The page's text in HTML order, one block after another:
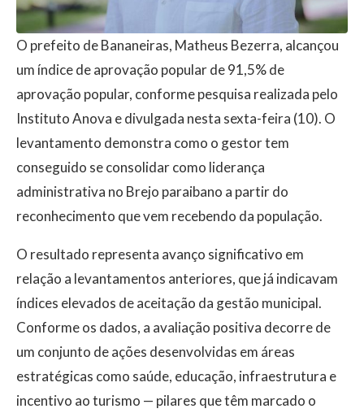
O prefeito de Bananeiras, Matheus Bezerra, alcançou
um índice de aprovação popular de 91,5% de
aprovação popular, conforme pesquisa realizada pelo
Instituto Anova e divulgada nesta sexta-feira (10). O
levantamento demonstra como o gestor tem
conseguido se consolidar como liderança
administrativa no Brejo paraibano a partir do
reconhecimento que vem recebendo da população.
O resultado representa avanço significativo em
relação a levantamentos anteriores, que já indicavam
índices elevados de aceitação da gestão municipal.
Conforme os dados, a avaliação positiva decorre de
um conjunto de ações desenvolvidas em áreas
estratégicas como saúde, educação, infraestrutura e
incentivo ao turismo — pilares que têm marcado o